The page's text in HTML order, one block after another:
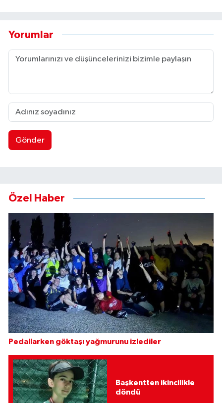
Yorumlar
Gönder
Özel Haber
Pedallarken göktaşı yağmurunu izlediler
Başkentten ikincilikle
döndü